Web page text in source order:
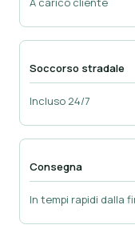
Soccorso stradale
Incluso 24/7
Consegna
In tempi rapidi dalla